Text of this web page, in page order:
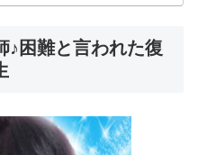
♪困難と言われた復